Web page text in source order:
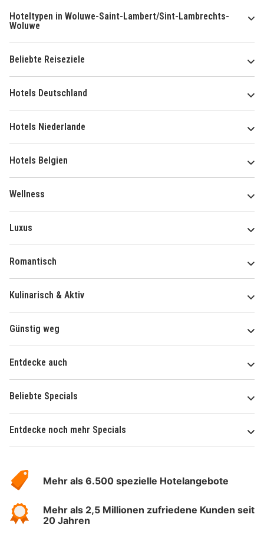
Hoteltypen in Woluwe-Saint-Lambert/Sint-Lambrechts-
Woluwe
Beliebte Reiseziele
Hotels Deutschland
Hotels Niederlande
Hotels Belgien
Wellness
Luxus
Romantisch
Kulinarisch & Aktiv
Günstig weg
Entdecke auch
Beliebte Specials
Entdecke noch mehr Specials
Hotelspecials
Mehr als 6.500 spezielle Hotelangebote
Mehr als 2,5 Millionen zufriedene Kunden seit
20 Jahren